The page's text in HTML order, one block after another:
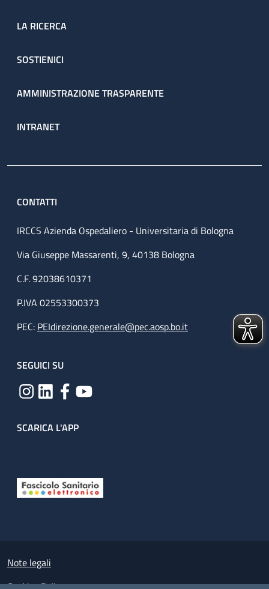
LA RICERCA
SOSTIENICI
AMMINISTRAZIONE TRASPARENTE
INTRANET
CONTATTI
IRCCS Azienda Ospedaliero - Universitaria di Bologna
Via Giuseppe Massarenti, 9, 40138 Bologna
C.F. 92038610371
P.IVA 02553300373
PEC: PEIdirezione.generale@pec.aosp.bo.it
SEGUICI SU
SCARICA L'APP
Small prints
Note legali